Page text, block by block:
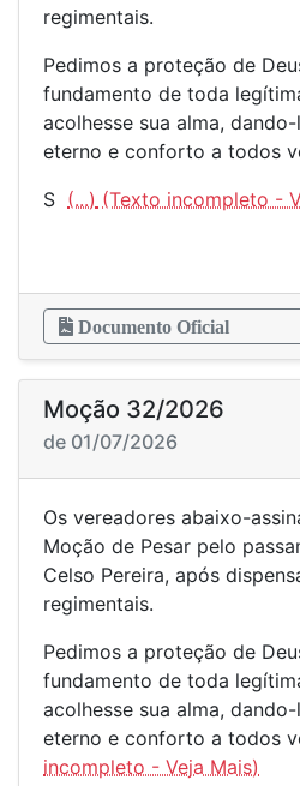
regimentais.
Pedimos a proteção de
fundamento de toda
acolhesse sua alma,
eterno e conforto a todos
S (...)
Documento Oficial
Moção 32/2026
de 01/07/2026
Os vereadores abaixo-
Moção de Pesar pelo
Celso Pereira, após
regimentais.
Pedimos a proteção de
fundamento de toda
acolhesse sua alma,
eterno e conforto a todos